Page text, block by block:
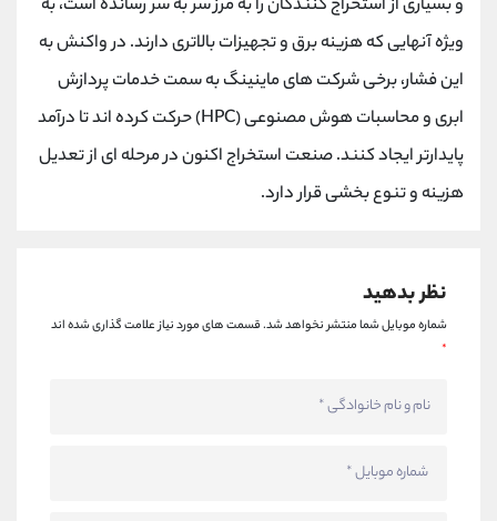
و بسیاری از استخراج کنندگان را به مرز سر به‌ سر رسانده است، به
ویژه آنهایی که هزینه برق و تجهیزات بالاتری دارند. در واکنش به
این فشار، برخی شرکت های ماینینگ به سمت خدمات پردازش
ابری و محاسبات هوش مصنوعی (HPC) حرکت کرده اند تا درآمد
پایدارتر ایجاد کنند. صنعت استخراج اکنون در مرحله ای از تعدیل
هزینه و تنوع بخشی قرار دارد.
نظر بدهید
شماره موبایل شما منتشر نخواهد شد.قسمت های مورد نیاز علامت گذاری شده اند
*
کانال تلگرام @alirezamehrabi_com
کانال بله @alirezamehrabi_official